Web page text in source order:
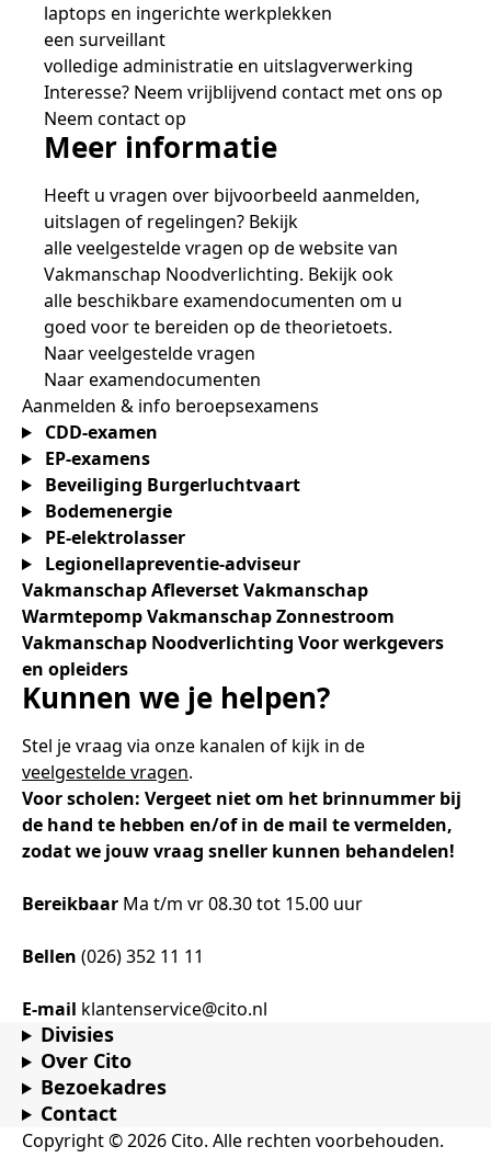
laptops en ingerichte werkplekken
een surveillant
volledige administratie en uitslagverwerking
Interesse? Neem vrijblijvend contact met ons op
Neem contact op
Meer informatie
Heeft u vragen over bijvoorbeeld aanmelden,
uitslagen of regelingen? Bekijk
alleveelgesteldevragen op de website van
Vakmanschap Noodverlichting. Bekijk ook
alle beschikbareexamendocumenten om u
goed voor te bereiden op de theorietoets.
Naar veelgestelde vragen
Naar examendocumenten
Aanmelden & info beroepsexamens
CDD-examen
EP-examens
Beveiliging Burgerluchtvaart
Bodemenergie
PE-elektrolasser
Legionellapreventie-adviseur
Vakmanschap AfleversetVakmanschap
WarmtepompVakmanschap Zonnestroom
Vakmanschap Noodverlichting Voor werkgevers
en opleiders
Kunnen we je helpen?
Stel je vraag via onze kanalen of kijk in de
veelgestelde vragen.
Voor scholen: Vergeet niet om het brinnummer bij
de hand te hebben en/of in de mail te vermelden,
zodat we jouw vraag sneller kunnen behandelen!
Bereikbaar Ma t/m vr 08.30 tot 15.00 uur
Bellen (026) 352 11 11
E-mail klantenservice@cito.nl
Divisies
Over Cito
Bezoekadres
Contact
Copyright © 2026 Cito. Alle rechten voorbehouden.